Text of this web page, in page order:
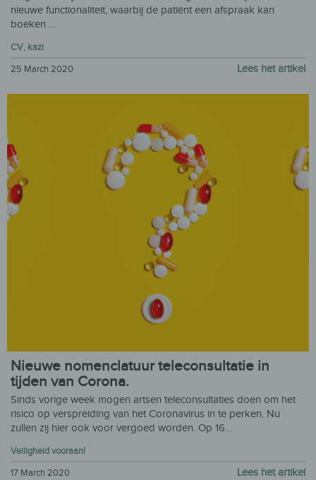
nieuwe functionaliteit, waarbij de patiënt een afspraak kan
boeken …
CV, kazi
25 March 2020 Lees het artikel
Nieuwe nomenclatuur teleconsultatie in
tijden van Corona.
Sinds vorige week mogen artsen teleconsultaties doen om het
risico op verspreiding van het Coronavirus in te perken. Nu
zullen zij hier ook voor vergoed worden. Op 16…
Veiligheid vooraan!
17 March 2020 Lees het artikel